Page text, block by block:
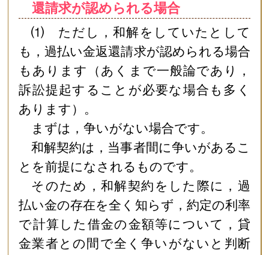
還請求が認められる場合
⑴ ただし，和解をしていたとして
も，過払い金返還請求が認められる場合
もあります（あくまで一般論であり，
訴訟提起することが必要な場合も多く
あります）。
まずは，争いがない場合です。
和解契約は，当事者間に争いがあるこ
とを前提になされるものです。
そのため，和解契約をした際に，過
払い金の存在を全く知らず，約定の利率
で計算した借金の金額等について，貸
金業者との間で全く争いがないと判断